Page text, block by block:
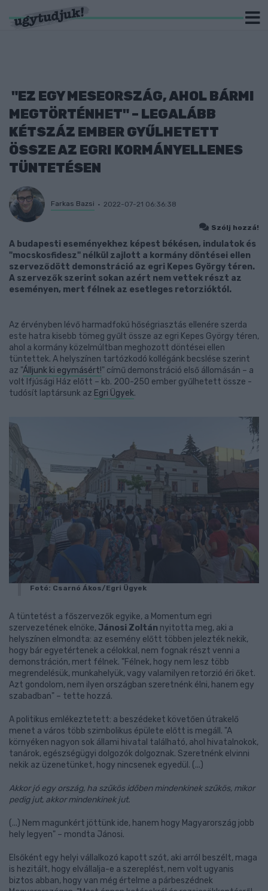
"EZ EGY MESEORSZÁG, AHOL BÁRMI
MEGTÖRTÉNHET" – LEGALÁBB
KÉTSZÁZ EMBER GYŰLHETETT
ÖSSZE AZ EGRI KORMÁNYELLENES
TÜNTETÉSEN
Farkas Bazsi 2022-07-21 06:36:38
Szólj hozzá!
A budapesti eseményekhez képest békésen, indulatok és
"mocskosfidesz" nélkül zajlott a kormány döntései ellen
szerveződött demonstráció az egri Kepes György téren.
A szervezők szerint sokan azért nem vettek részt az
eseményen, mert félnek az esetleges retorzióktól.
Az érvényben lévő harmadfokú hőségriasztás ellenére szerda
este hatra kisebb tömeg gyűlt össze az egri Kepes György téren,
ahol a kormány közelmúltban meghozott döntései ellen
tüntettek. A helyszínen tartózkodó kollégánk becslése szerint
az "Álljunk ki egymásért!" című demonstráció első állomásán – a
volt Ifjúsági Ház előtt – kb. 200-250 ember gyűlhetett össze -
tudósít laptársunk az Egri Ügyek.
Fotó: Csarnó Ákos/Egri Ügyek
A tüntetést a főszervezők egyike, a Momentum egri
szervezetének elnöke, Jánosi Zoltán nyitotta meg, aki a
helyszínen elmondta: az esemény előtt többen jelezték nekik,
hogy bár egyetértenek a célokkal, nem fognak részt venni a
demonstráción, mert félnek. "Félnek, hogy nem lesz több
megrendelésük, munkahelyük, vagy valamilyen retorzió éri őket.
Azt gondolom, nem ilyen országban szeretnénk élni, hanem egy
szabadban" – tette hozzá.
A politikus emlékeztetett: a beszédeket követően útrakelő
menet a város több szimbolikus épülete előtt is megáll. "A
környéken nagyon sok állami hivatal található, ahol hivatalnokok,
tanárok, egészségügyi dolgozók dolgoznak. Szeretnénk elvinni
nekik az üzenetünket, hogy nincsenek egyedül. (...)
Akkor jó egy ország, ha szűkös időben mindenkinek szűkös, mikor
pedig jut, akkor mindenkinek jut.
(...) Nem magunkért jöttünk ide, hanem hogy Magyarország jobb
hely legyen" – mondta Jánosi.
Elsőként egy helyi vállalkozó kapott szót, aki arról beszélt, maga
is hezitált, hogy elvállalja-e a szereplést, nem volt ugyanis
biztos abban, hogy van még értelme a párbeszédnek